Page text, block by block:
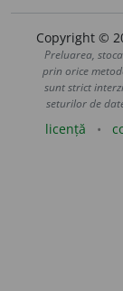
Copyright ©
Preluarea,
prin orice
sunt strict
seturilor de
licență